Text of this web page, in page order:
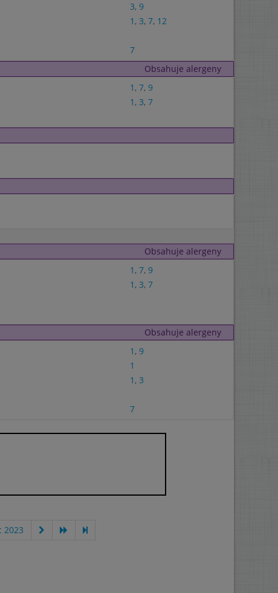
3, 9
1 , 3, 7, 12
7
Obsahuje alergeny
1 , 7, 9
1 , 3, 7
Obsahuje alergeny
1 , 7, 9
1 , 3, 7
Obsahuje alergeny
1 , 9
1
1 , 3
7
2023